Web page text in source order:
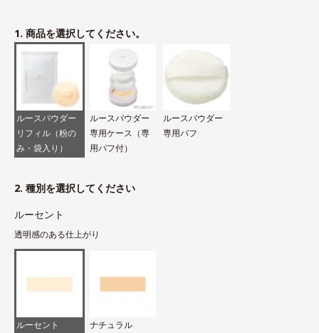
1. 商品を選択してください。
ルースパウダー
リフィル（粉の
み・袋入り）
ルースパウダー
専用ケース（専
用パフ付）
ルースパウダー
専用パフ
2. 種別を選択してください
ルーセント
透明感のある仕上がり
ルーセント
ナチュラル